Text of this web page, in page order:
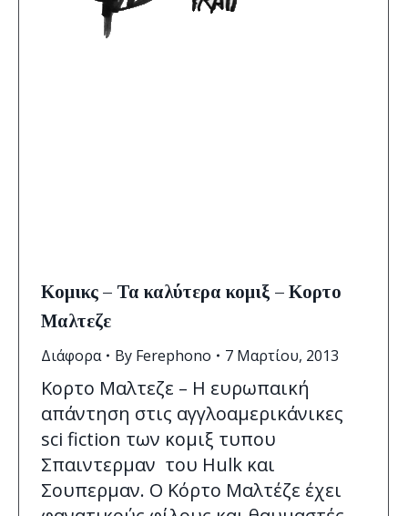
Κομικς – Τα καλύτερα κομιξ – Κορτο
Μαλτεζε
Διάφορα
By Ferephono 7 Μαρτίου, 2013
Κορτο Μαλτεζε – Η ευρωπαική
απάντηση στις αγγλοαμερικάνικες
sci fiction των κομιξ τυπου
Σπαιντερμαν του Hulk και
Σουπερμαν. Ο Κόρτο Μαλτέζε έχει